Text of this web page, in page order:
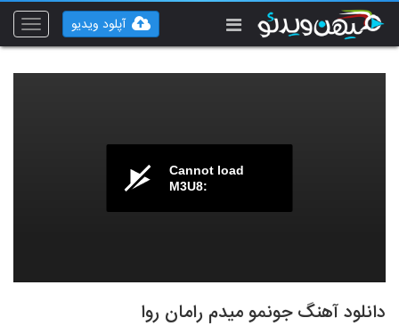
Toggle
آپلود ویدیو
Cannot load
M3U8:
دانلود آهنگ جونمو میدم رامان روا